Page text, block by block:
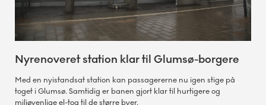
Nyrenoveret station klar til Glumsø-borgere
Med en nyistandsat station kan passagererne nu igen stige på
toget i Glumsø. Samtidig er banen gjort klar til hurtigere og
miljøvenlige el-tog til de større byer.